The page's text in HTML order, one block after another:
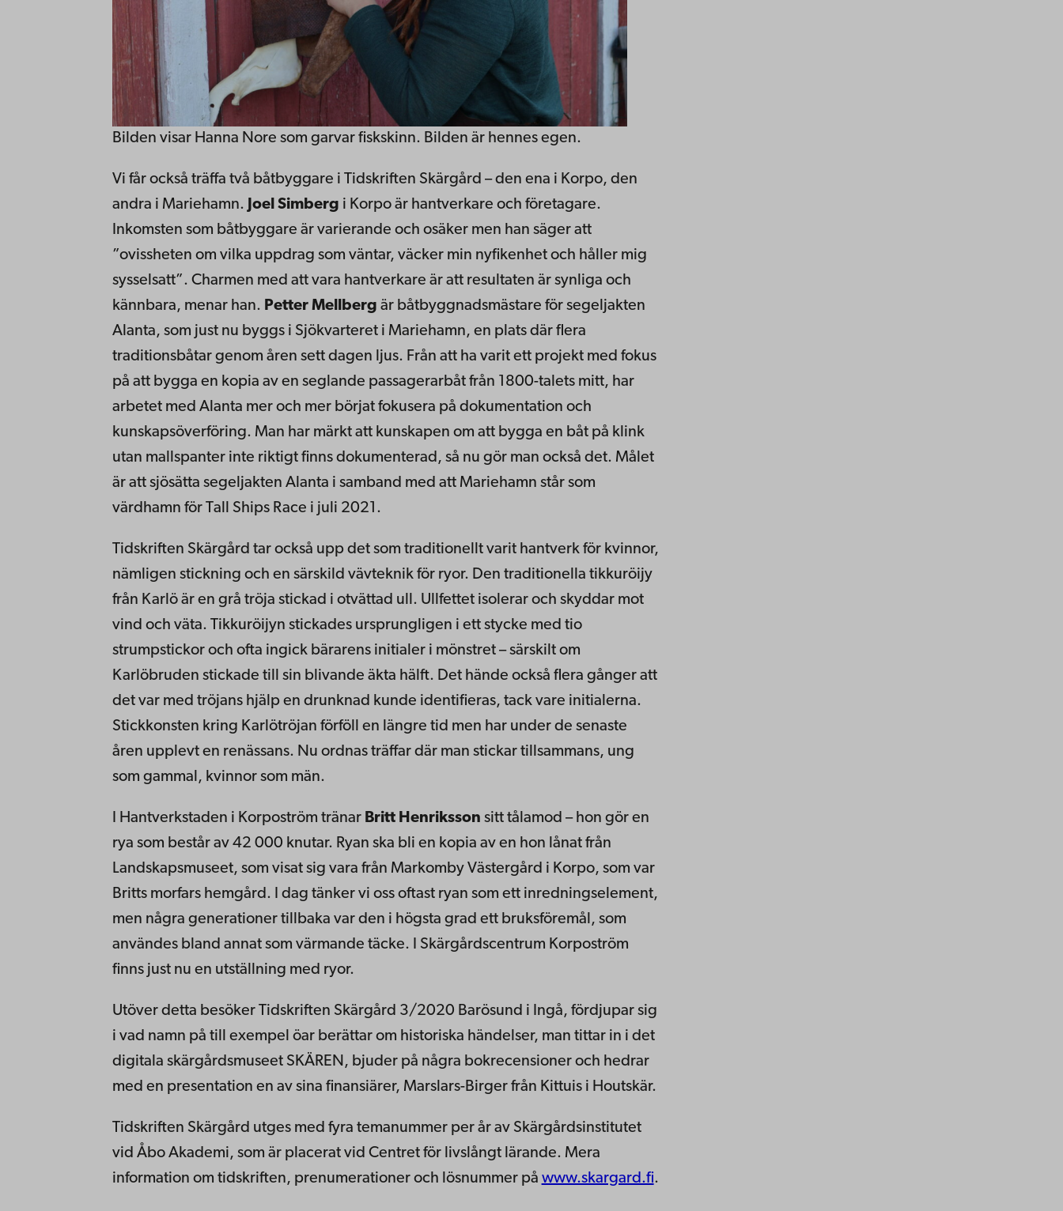
Bilden visar Hanna Nore som garvar fiskskinn. Bilden är hennes egen.
Vi får också träffa två båtbyggare i Tidskriften Skärgård – den ena i Korpo, den
andra i Mariehamn. Joel Simberg i Korpo är hantverkare och företagare.
Inkomsten som båtbyggare är varierande och osäker men han säger att
”ovissheten om vilka uppdrag som väntar, väcker min nyfikenhet och håller mig
sysselsatt”. Charmen med att vara hantverkare är att resultaten är synliga och
kännbara, menar han. Petter Mellberg är båtbyggnadsmästare för segeljakten
Alanta, som just nu byggs i Sjökvarteret i Mariehamn, en plats där flera
traditionsbåtar genom åren sett dagen ljus. Från att ha varit ett projekt med fokus
på att bygga en kopia av en seglande passagerarbåt från 1800-talets mitt, har
arbetet med Alanta mer och mer börjat fokusera på dokumentation och
kunskapsöverföring. Man har märkt att kunskapen om att bygga en båt på klink
utan mallspanter inte riktigt finns dokumenterad, så nu gör man också det. Målet
är att sjösätta segeljakten Alanta i samband med att Mariehamn står som
värdhamn för Tall Ships Race i juli 2021.
Tidskriften Skärgård tar också upp det som traditionellt varit hantverk för kvinnor,
nämligen stickning och en särskild vävteknik för ryor. Den traditionella tikkuröijy
från Karlö är en grå tröja stickad i otvättad ull. Ullfettet isolerar och skyddar mot
vind och väta. Tikkuröijyn stickades ursprungligen i ett stycke med tio
strumpstickor och ofta ingick bärarens initialer i mönstret – särskilt om
Karlöbruden stickade till sin blivande äkta hälft. Det hände också flera gånger att
det var med tröjans hjälp en drunknad kunde identifieras, tack vare initialerna.
Stickkonsten kring Karlötröjan förföll en längre tid men har under de senaste
åren upplevt en renässans. Nu ordnas träffar där man stickar tillsammans, ung
som gammal, kvinnor som män.
I Hantverkstaden i Korpoström tränar Britt Henriksson sitt tålamod – hon gör en
rya som består av 42 000 knutar. Ryan ska bli en kopia av en hon lånat från
Landskapsmuseet, som visat sig vara från Markomby Västergård i Korpo, som var
Britts morfars hemgård. I dag tänker vi oss oftast ryan som ett inredningselement,
men några generationer tillbaka var den i högsta grad ett bruksföremål, som
användes bland annat som värmande täcke. I Skärgårdscentrum Korpoström
finns just nu en utställning med ryor.
Utöver detta besöker Tidskriften Skärgård 3/2020 Barösund i Ingå, fördjupar sig
i vad namn på till exempel öar berättar om historiska händelser, man tittar in i det
digitala skärgårdsmuseet SKÄREN, bjuder på några bokrecensioner och hedrar
med en presentation en av sina finansiärer, Marslars-Birger från Kittuis i Houtskär.
Tidskriften Skärgård utges med fyra temanummer per år av Skärgårdsinstitutet
vid Åbo Akademi, som är placerat vid Centret för livslångt lärande. Mera
information om tidskriften, prenumerationer och lösnummer på www.skargard.fi.